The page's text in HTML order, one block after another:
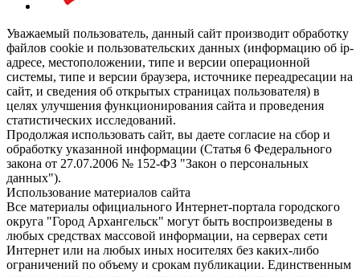
Уважаемый пользователь, данный сайт производит обработку
файлов cookie и пользовательских данных (информацию об ip-
адресе, местоположении, типе и версии операционной
системы, типе и версии браузера, источнике переадресации на
сайт, и сведения об открытых страницах пользователя) в
целях улучшения функционирования сайта и проведения
статистических исследований.
Продолжая использовать сайт, вы даете согласие на сбор и
обработку указанной информации (Статья 6 Федерального
закона от 27.07.2006 № 152-ФЗ "Закон о персональных
данных").
Использование материалов сайта
Все материалы официального Интернет-портала городского
округа "Город Архангельск" могут быть воспроизведены в
любых средствах массовой информации, на серверах сети
Интернет или на любых иных носителях без каких-либо
ограничений по объему и срокам публикации. Единственным